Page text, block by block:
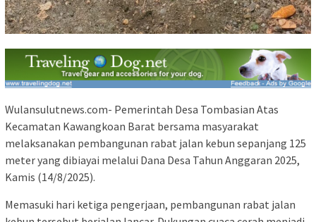
Wulansulutnews.com- Pemerintah Desa Tombasian Atas
Kecamatan Kawangkoan Barat bersama masyarakat
melaksanakan pembangunan rabat jalan kebun sepanjang 125
meter yang dibiayai melalui Dana Desa Tahun Anggaran 2025,
Kamis (14/8/2025).
Memasuki hari ketiga pengerjaan, pembangunan rabat jalan